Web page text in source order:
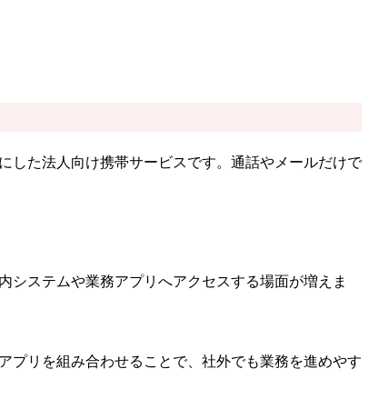
した法人向け携帯サービスです。通話やメールだけで
ステムや業務アプリへアクセスする場面が増えま
プリを組み合わせることで、社外でも業務を進めやす